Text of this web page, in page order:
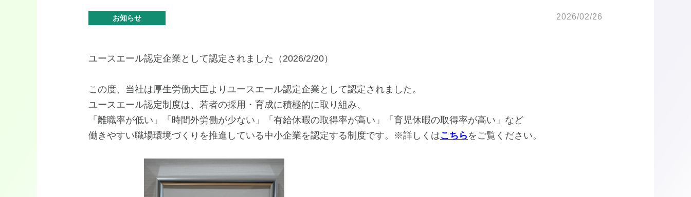
お知らせ 2026/02/26
ユースエール認定企業として認定されました（2026/2/20）
この度、当社は厚生労働大臣よりユースエール認定企業として認定されました。
ユースエール認定制度は、若者の採用・育成に積極的に取り組み、
「離職率が低い」「時間外労働が少ない」「有給休暇の取得率が高い」「育児休暇の取得率が高い」など
働きやすい職場環境づくりを推進している中小企業を認定する制度です。※詳しくはこちら をご覧ください。